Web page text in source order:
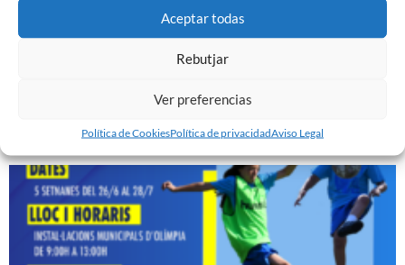
Aceptar todas
Rebutjar
Ver preferencias
Política de CookiesPolítica de privacidadAviso Legal